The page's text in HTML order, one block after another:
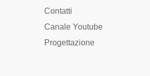
Contatti
Canale Youtube
Progettazione